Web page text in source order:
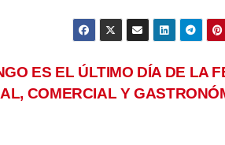
ES EL ÚLTIMO DÍA DE LA
COMERCIAL Y